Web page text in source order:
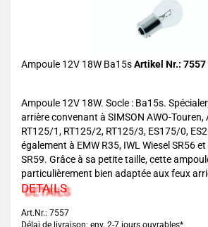
Ampoule 12V 18W Ba15sArtikel Nr.: 7557
Ampoule 12V 18W. Socle : Ba15s.
arrière convenant à SIMSON AWO-Touren,
RT125/1, RT125/2, RT125/3, ES175/0,
également à EMW R35, IWL Wiesel SR56
SR59. Grâce à sa petite taille, cette
particulièrement bien adaptée aux feux
DETAILS
Art.Nr.: 7557
Délai de livraison: env. 2-7 jours ouvrables*